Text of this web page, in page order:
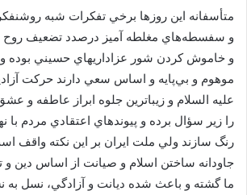
متأسفانه اين روزها برخي تفكرات شبه
و سفسطه‌هاي مغلطه آميز درصدد تضعيف روح
و خاموش كردن شور عزاداريهاي حسيني بوده و
موهوم و بي‌پايه و اساس سعي دارند حركت
عليه السلام و زيباترين جلوه ابراز عاطفه و
را زير سؤال برده و پيوندهاي اعتقادي مردم
رنگ سازند ولي ملت ايران بر اين نكته واقف
جاودانه ساختن اسلام و صيانت از اساس دين و
ما گشته و باعث شده ديانت و آزادگي، نسل به